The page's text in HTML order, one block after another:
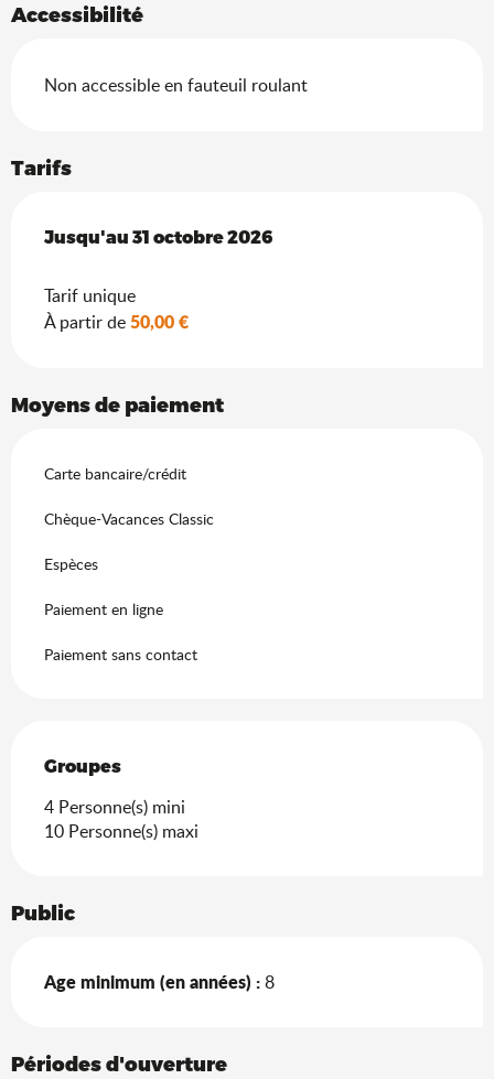
Accessibilité
Non accessible en fauteuil roulant
Tarifs
Du15 avril 2026au31 octobre 2026
Jusqu'au 31 octobre 2026
Tarif unique
À partir de50,00 €
Moyens de paiement
Carte bancaire/crédit
Chèque-Vacances Classic
Espèces
Paiement en ligne
Paiement sans contact
Groupes
Groupes
4 Personne(s) mini
10 Personne(s) maxi
Public
Age minimum (en années) :8
Périodes d'ouverture